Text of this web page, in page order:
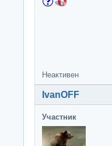
Неактивен
IvanOFF
Участник